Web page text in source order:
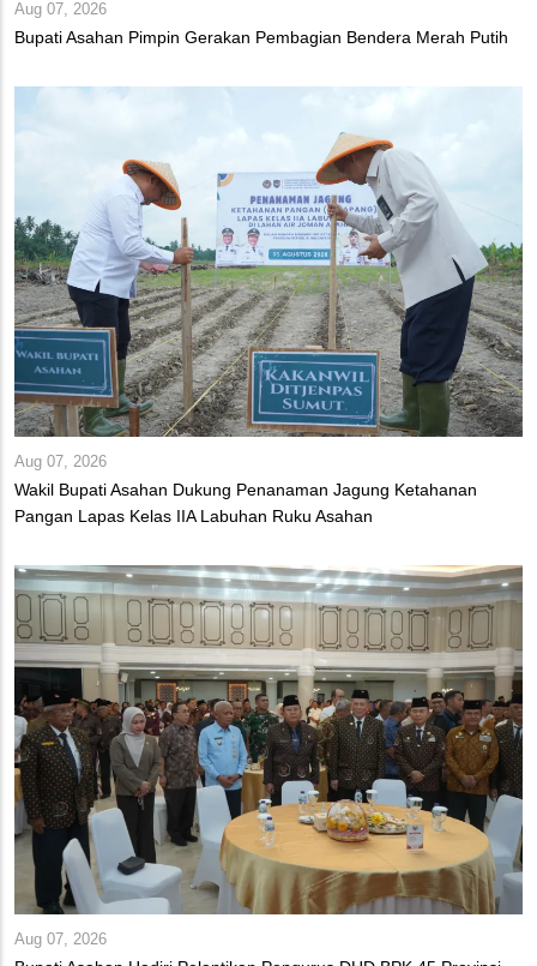
Aug 07, 2026
Bupati Asahan Pimpin Gerakan Pembagian Bendera Merah Putih
Aug 07, 2026
Wakil Bupati Asahan Dukung Penanaman Jagung Ketahanan
Pangan Lapas Kelas IIA Labuhan Ruku Asahan
Aug 07, 2026